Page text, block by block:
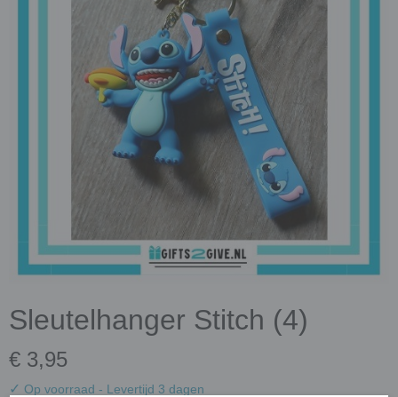
Sleutelhanger Stitch (4)
€ 3,95
✓ Op voorraad - Levertijd 3 dagen